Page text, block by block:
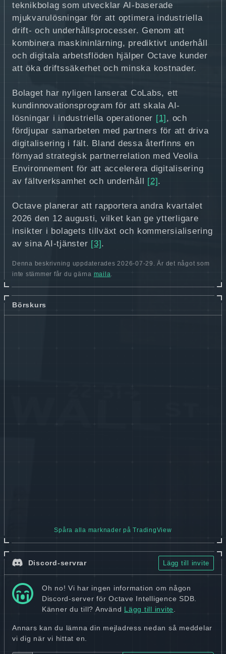
teknikbolag som utvecklar AI-baserade
mjukvarulösningar för att optimera industriella
drift- och underhållsprocesser. Genom att
kombinera maskininlärning, prediktivt underhåll
och digitala arbetsflöden hjälper Octave kunder
att öka driftssäkerhet och minska kostnader.
Bolaget har nyligen lanserat CoLabs, ett
kundinnovationsprogram för att skala AI-
lösningar i industriella operationer [1] , och
fördjupar samarbeten med partners för att driva
digitalisering i fält. Bland dessa återfinns en
förnyad strategisk partnerrelation med Veolia
Environnement för att accelerera digitalisering
av fältverksamhet och underhåll
[2] .
Octave planerar att rapportera andra kvartalet
2026 den 12 augusti, vilket kan ge ytterligare
insikter i bolagets tillväxt och kommersialisering
av sina AI-tjänster [3] .
Denna beskrivning uppdaterades 2026-07-29. Är det något som
inte stämmer får du gärna maila.
Börskurs
Spåra alla marknader på TradingView
Discord-servrar Lägg till invite
Oh no! Vi har ingen information om någon
Discord-server för Octave Intelligence SDB.
Känner du till? Använd Lägg till invite.
Annars kan du lämna din mejladress nedan så meddelar
vi dig när vi hittat en.